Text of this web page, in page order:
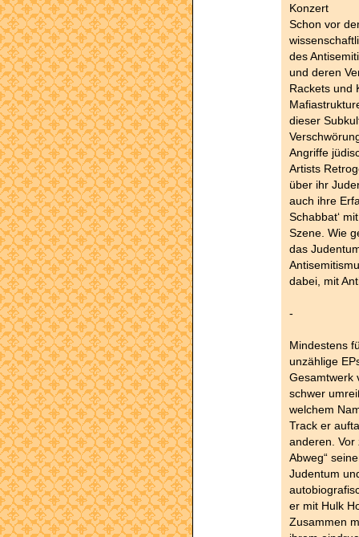
Konzert
Schon vor
des
und deren
Rackets und
dieser
Angriffe
Artists
über ihr
auch ihre
Schabbat‘
Szene. Wie
das
dabei, mit
-
Mindestens
unzählige
Gesamtwerk
schwer
welchem
Track er
anderen. Vor
Abweg“
Judentum
er mit Hulk
Zusammen